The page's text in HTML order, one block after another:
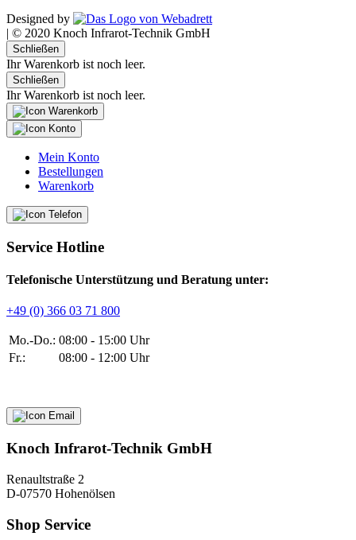
Designed by
| © 2020 Knoch Infrarot-Technik GmbH
Schließen
Ihr Warenkorb ist noch leer.
Schließen
Ihr Warenkorb ist noch leer.
Mein Konto
Bestellungen
Warenkorb
Service Hotline
Telefonische Unterstützung und Beratung unter:
+49 (0) 366 03 71 800
Mo.-Do.: 08:00 - 15:00 Uhr
Fr.:
08:00 - 12:00 Uhr
Knoch Infrarot-Technik GmbH
Renaultstraße 2
D-07570 Hohenölsen
Shop Service